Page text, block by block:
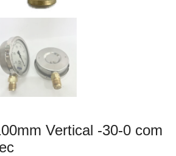
Vertical -30-0 com